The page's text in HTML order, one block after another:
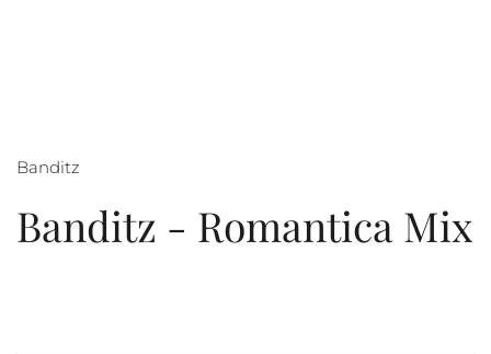
Banditz
Banditz - Romantica Mix